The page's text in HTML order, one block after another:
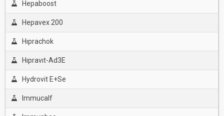
Hepaboost
Hepavex 200
Hıprachok
Hıpravıt-Ad3E
Hydrovit E+Se
Immucalf